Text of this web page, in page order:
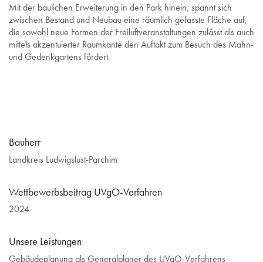
Mit der baulichen Erweiterung in den Park hinein, spannt sich
zwischen Bestand und Neubau eine räumlich gefasste Fläche auf,
die sowohl neue Formen der Freiluftveranstaltungen zulässt als auch
mittels akzentuierter Raumkante den Auftakt zum Besuch des Mahn-
und Gedenkgartens fördert.
Bauherr
Landkreis Ludwigslust-Parchim
Wettbewerbsbeitrag UVgO-Verfahren
2024
Unsere Leistungen
Gebäudeplanung als Generalplaner des UVgO-Verfahrens